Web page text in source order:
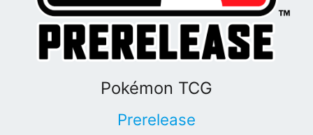
Pokémon TCG
Prerelease